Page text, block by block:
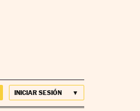
INICIAR SESIÓN